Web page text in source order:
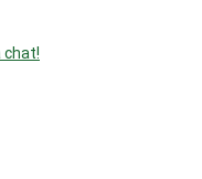
chat!